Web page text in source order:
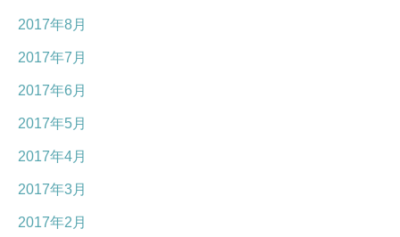
2017年8月
2017年7月
2017年6月
2017年5月
2017年4月
2017年3月
2017年2月